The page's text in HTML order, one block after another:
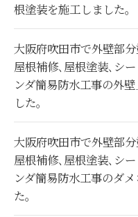
根塗装を施工しました。
大阪府吹田市で外壁部
屋根補修､屋根塗装､シ
ンダ簡易防水工事の外
した。
大阪府吹田市で外壁部
屋根補修､屋根塗装､シ
ンダ簡易防水工事のダ
た。